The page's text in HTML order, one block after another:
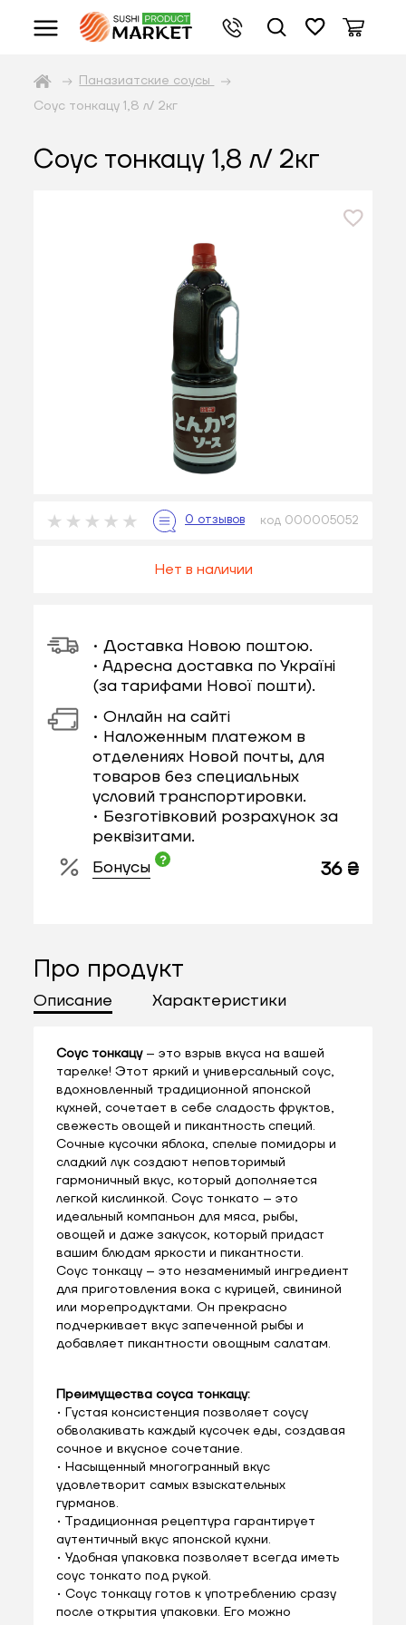
Паназиатские соусы
Соус тонкацу 1,8 л/ 2кг
Соус тонкацу 1,8 л/ 2кг
код 000005052
Нет в наличии
• Доставка Новою поштою.
• Адресна доставка по Україні
(за тарифами Нової пошти).
• Онлайн на сайті
• Наложенным платежом в
отделениях Новой почты, для
товаров без специальных
условий транспортировки.
• Безготівковий розрахунок за
реквізитами.
Бонусы
36 ₴
Про продукт
Описание Характеристики
Соус тонкацу– это взрыв вкуса на вашей
тарелке! Этот яркий и универсальный соус,
вдохновленный традиционной японской
кухней, сочетает в себе сладость фруктов,
свежесть овощей и пикантность специй.
Сочные кусочки яблока, спелые помидоры и
сладкий лук создают неповторимый
гармоничный вкус, который дополняется
легкой кислинкой. Соус тонкато – это
идеальный компаньон для мяса, рыбы,
овощей и даже закусок, который придаст
вашим блюдам яркости и пикантности.
Соус тонкацу – это незаменимый ингредиент
для приготовления вока с курицей, свининой
или морепродуктами. Он прекрасно
подчеркивает вкус запеченной рыбы и
добавляет пикантности овощным салатам.
Преимущества соуса тонкацу:
• Густая консистенция позволяет соусу
обволакивать каждый кусочек еды, создавая
сочное и вкусное сочетание.
• Насыщенный многогранный вкус
удовлетворит самых взыскательных
гурманов.
• Традиционная рецептура гарантирует
аутентичный вкус японской кухни.
• Удобная упаковка позволяет всегда иметь
соус тонкато под рукой.
• Соус тонкацу готов к употреблению сразу
после открытия упаковки. Его можно